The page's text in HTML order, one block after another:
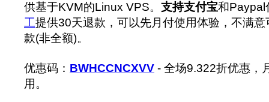
供基于KVM的Linux VPS。 支持支付宝和Paypal
工提供30天退款，可以先月付使用体验，不满
款(非全额)。
优惠码： BWHCCNCXVV - 全场9.322折优惠，
用。